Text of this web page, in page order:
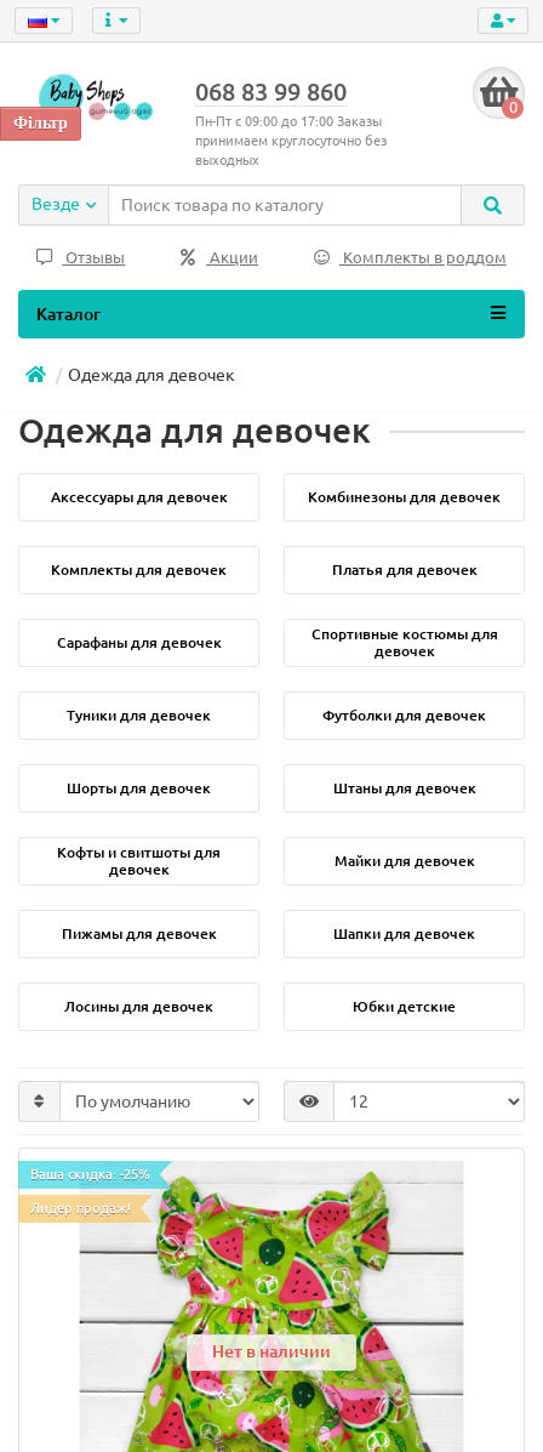
068 83 99 860
Пн-Пт с 09:00 до 17:00 Заказы
принимаем круглосуточно без
выходных
0
Везде
Отзывы Акции Комплекты в роддом
Каталог
Одежда для девочек
Одежда для девочек
Аксессуары для девочек Комбинезоны для девочек
Комплекты для девочек Платья для девочек
Сарафаны для девочек
Спортивные костюмы для
девочек
Туники для девочек Футболки для девочек
Шорты для девочек Штаны для девочек
Кофты и свитшоты для
девочек
Майки для девочек
Пижамы для девочек Шапки для девочек
Лосины для девочек Юбки детские
Ваша скидка: -25%
Лидер продаж!
Нет в наличии